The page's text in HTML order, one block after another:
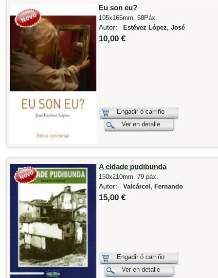
Eu son eu?
105x165mm. 58Páx.
Autor: Estévez López, José
10,00 €
Engadir ó carriño
Ver en detalle
A cidade pudibunda
150x210mm. 79 páx.
Autor: Valcárcel, Fernando
15,00 €
Engadir ó carriño
Ver en detalle